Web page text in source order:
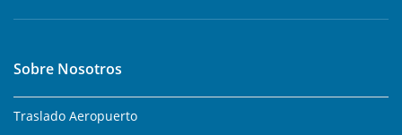
Sobre Nosotros
Traslado Aeropuerto